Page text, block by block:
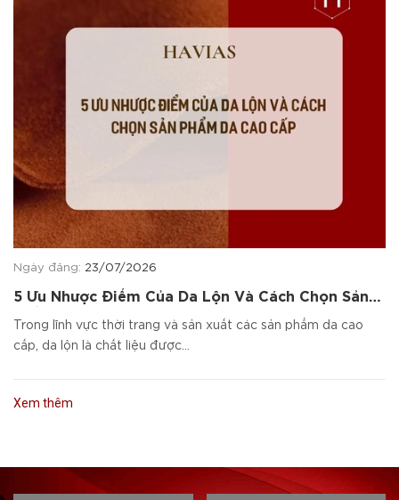
Ngày đăng: 23/07/2026
5 Ưu Nhược Điểm Của Da Lộn Và Cách Chọn Sản
Phẩm Da Cao Cấp
Trong lĩnh vực thời trang và sản xuất các sản phẩm da cao
cấp, da lộn là chất liệu được...
Xem thêm